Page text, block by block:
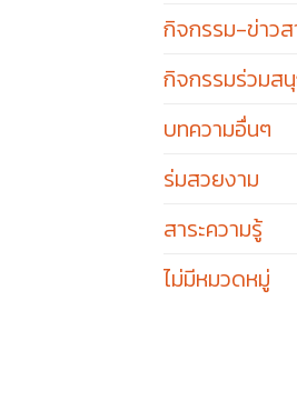
กิจกรรม-ข่าวส
กิจกรรมร่วมส
บทความอื่นๆ
ร่มสวยงาม
สาระความรู้
ไม่มีหมวดหมู่